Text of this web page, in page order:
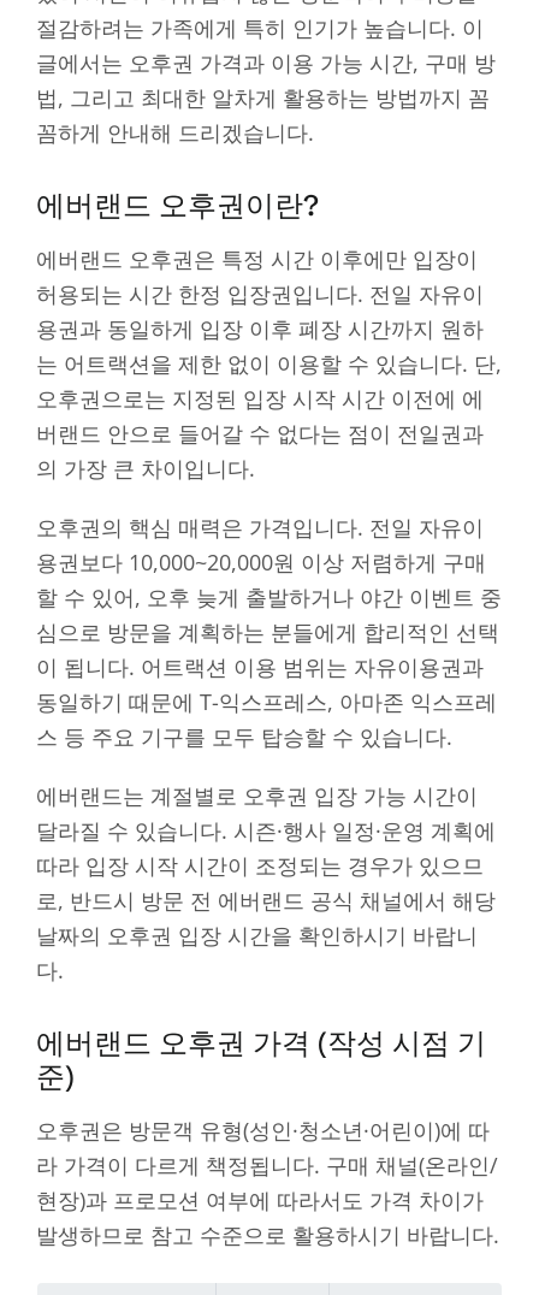
절감하려는 가족에게 특히 인기가 높습니다. 이
글에서는 오후권 가격과 이용 가능 시간, 구매 방
법, 그리고 최대한 알차게 활용하는 방법까지 꼼
꼼하게 안내해 드리겠습니다.
에버랜드 오후권이란?
에버랜드 오후권은 특정 시간 이후에만 입장이
허용되는 시간 한정 입장권입니다. 전일 자유이
용권과 동일하게 입장 이후 폐장 시간까지 원하
는 어트랙션을 제한 없이 이용할 수 있습니다. 단,
오후권으로는 지정된 입장 시작 시간 이전에 에
버랜드 안으로 들어갈 수 없다는 점이 전일권과
의 가장 큰 차이입니다.
오후권의 핵심 매력은 가격입니다. 전일 자유이
용권보다 10,000~20,000원 이상 저렴하게 구매
할 수 있어, 오후 늦게 출발하거나 야간 이벤트 중
심으로 방문을 계획하는 분들에게 합리적인 선택
이 됩니다. 어트랙션 이용 범위는 자유이용권과
동일하기 때문에 T-익스프레스, 아마존 익스프레
스 등 주요 기구를 모두 탑승할 수 있습니다.
에버랜드는 계절별로 오후권 입장 가능 시간이
달라질 수 있습니다. 시즌·행사 일정·운영 계획에
따라 입장 시작 시간이 조정되는 경우가 있으므
로, 반드시 방문 전 에버랜드 공식 채널에서 해당
날짜의 오후권 입장 시간을 확인하시기 바랍니
다.
에버랜드 오후권 가격 (작성 시점 기
준)
오후권은 방문객 유형(성인·청소년·어린이)에 따
라 가격이 다르게 책정됩니다. 구매 채널(온라인/
현장)과 프로모션 여부에 따라서도 가격 차이가
발생하므로 참고 수준으로 활용하시기 바랍니다.